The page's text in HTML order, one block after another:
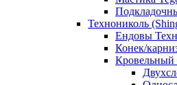
Технониколь
Ендовы
Конек/
Кровельный